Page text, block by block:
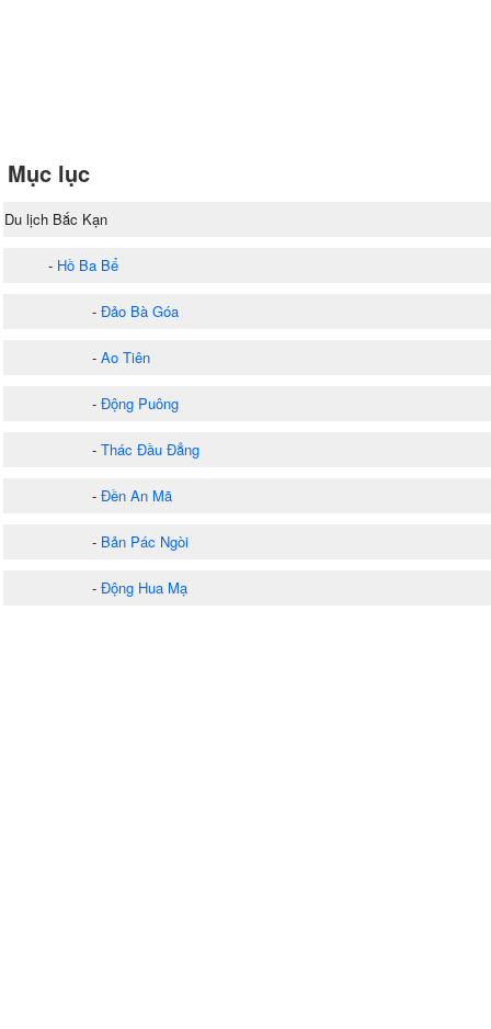
Mục lục
Du lịch Bắc Kạn
- Hồ Ba Bể
- Đảo Bà Góa
- Ao Tiên
- Động Puông
- Thác Đầu Đẳng
- Đền An Mã
- Bản Pác Ngòi
- Động Hua Mạ